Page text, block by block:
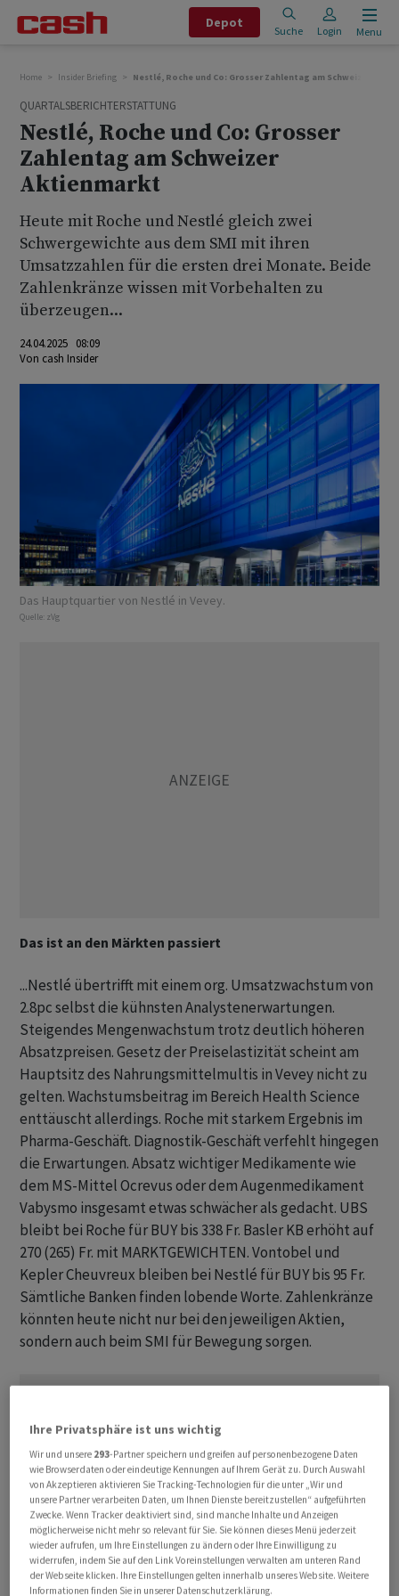
Depot
Suche Login Menu
Home Insider Briefing Nestlé, Roche und Co: Grosser Zahlentag am Schweizer
QUARTALSBERICHTERSTATTUNG
Nestlé, Roche und Co: Grosser
Zahlentag am Schweizer
Aktienmarkt
Heute mit Roche und Nestlé gleich zwei
Schwergewichte aus dem SMI mit ihren
Umsatzzahlen für die ersten drei Monate. Beide
Zahlenkränze wissen mit Vorbehalten zu
überzeugen...
24.04.2025 08:09
Von cash Insider
Das Hauptquartier von Nestlé in Vevey.
Quelle: zVg
Das ist an den Märkten passiert
...Nestlé übertrifft mit einem org. Umsatzwachstum von
2.8pc selbst die kühnsten Analystenerwartungen.
Steigendes Mengenwachstum trotz deutlich höheren
Absatzpreisen. Gesetz der Preiselastizität scheint am
Hauptsitz des Nahrungsmittelmultis in Vevey nicht zu
gelten. Wachstumsbeitrag im Bereich Health Science
enttäuscht allerdings. Roche mit starkem Ergebnis im
Pharma-Geschäft. Diagnostik-Geschäft verfehlt hingegen
die Erwartungen. Absatz wichtiger Medikamente wie
dem MS-Mittel Ocrevus oder dem Augenmedikament
Vabysmo insgesamt etwas schwächer als gedacht. UBS
bleibt bei Roche für BUY bis 338 Fr. Basler KB erhöht auf
270 (265) Fr. mit MARKTGEWICHTEN. Vontobel und
Kepler Cheuvreux bleiben bei Nestlé für BUY bis 95 Fr.
Sämtliche Banken finden lobende Worte. Zahlenkränze
könnten heute nicht nur bei den jeweiligen Aktien,
sondern auch beim SMI für Bewegung sorgen.
Ihre Privatsphäre ist uns wichtig
Wir und unsere 293-Partner speichern und greifen auf personenbezogene Daten
wie Browserdaten oder eindeutige Kennungen auf Ihrem Gerät zu. Durch Auswahl
von Akzeptieren aktivieren Sie Tracking-Technologien für die unter „Wir und
unsere Partner verarbeiten Daten, um Ihnen Dienste bereitzustellen“ aufgeführten
Zwecke. Wenn Tracker deaktiviert sind, sind manche Inhalte und Anzeigen
möglicherweise nicht mehr so relevant für Sie. Sie können dieses Menü jederzeit
wieder aufrufen, um Ihre Einstellungen zu ändern oder Ihre Einwilligung zu
widerrufen, indem Sie auf den Link Voreinstellungen verwalten am unteren Rand
der Webseite klicken. Ihre Einstellungen gelten innerhalb unseres Website. Weitere
Informationen finden Sie in unserer Datenschutzerklärung.